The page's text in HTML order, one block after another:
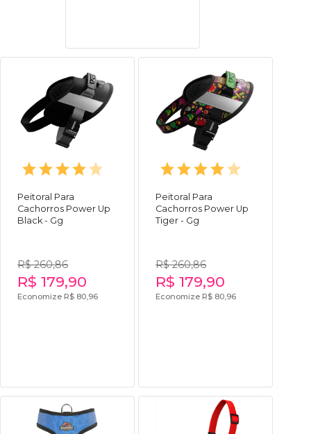
Peitoral Para
Cachorros Power Up
Black - Gg
R$ 260,86
R$ 179,90
Economize R$ 80,96
Peitoral Para
Cachorros Power Up
Tiger - Gg
R$ 260,86
R$ 179,90
Economize R$ 80,96